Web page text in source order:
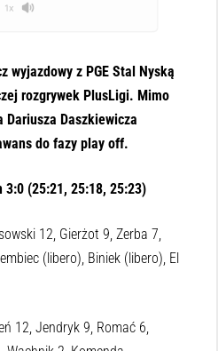
wyjazdowy z PGE Stal Nyską
rozgrywek PlusLigi. Mimo
Daszkiewicza
do fazy play off.
3:0 (25:21, 25:18, 25:23)
12, Gierżot 9, Zerba 7,
(libero), Biniek (libero), El
12, Jendryk 9, Romać 6,